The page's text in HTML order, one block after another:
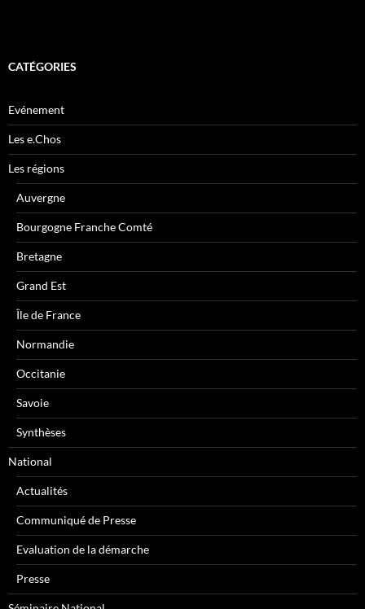
CATÉGORIES
Evénement
Les e.Chos
Les régions
Auvergne
Bourgogne Franche Comté
Bretagne
Grand Est
Île de France
Normandie
Occitanie
Savoie
Synthèses
National
Actualités
Communiqué de Presse
Evaluation de la démarche
Presse